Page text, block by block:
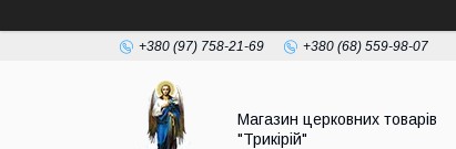
+380 (97) 758-21-69 +380 (68) 559-98-07
Магазин церковних товарів
"Трикірій"